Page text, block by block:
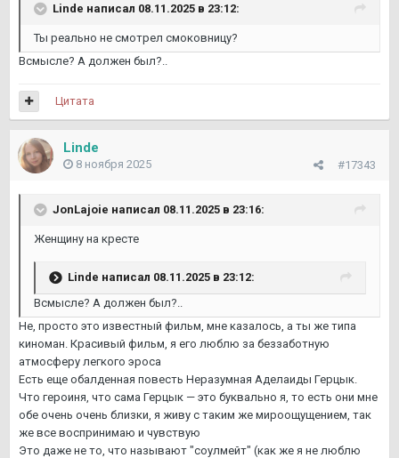
Linde написал 08.11.2025 в 23:12:
Ты реально не смотрел смоковницу?
Всмысле? А должен был?..
Цитата
Linde
#17343
8 ноября 2025
JonLajoie написал 08.11.2025 в 23:16:
Женщину на кресте
Linde написал 08.11.2025 в 23:12:
Всмысле? А должен был?..
Не, просто это известный фильм, мне казалось, а ты же типа
киноман. Красивый фильм, я его люблю за беззаботную
атмосферу легкого эроса
Есть еще обалденная повесть Неразумная Аделаиды Герцык.
Что героиня, что сама Герцык — это буквально я, то есть они мне
обе очень очень близки, я живу с таким же мироощущением, так
же все воспринимаю и чувствую
Это даже не то, что называют "соулмейт" (как же я не люблю